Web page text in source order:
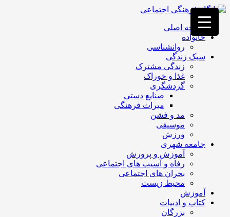
فصد
خون
غرب
تهران
خشکشویی
تصفیه
تهران
صفحه اصلی
خانواده
روانشناسی
سبک زندگی
زندگی مشترک
غذا و خوراک
گردشگری
صنایع دستی
میراث فرهنگی
مد و فشن
موسیقی
ورزش
جامعه شهری
آموزش و پرورش
رفاه و آسیب های اجتماعی
بحران های اجتماعی
محیط زیست
آموزش
کتاب و ادبیات
بزرگان